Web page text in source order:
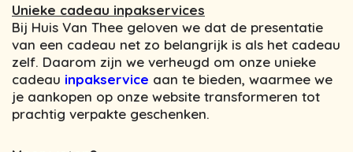
Unieke cadeau inpakservices
Bij Huis Van Thee geloven we dat de presentatie
van een cadeau net zo belangrijk is als het cadeau
zelf. Daarom zijn we verheugd om onze unieke
cadeau inpakservice aan te bieden, waarmee we
je aankopen op onze website transformeren tot
prachtig verpakte geschenken.